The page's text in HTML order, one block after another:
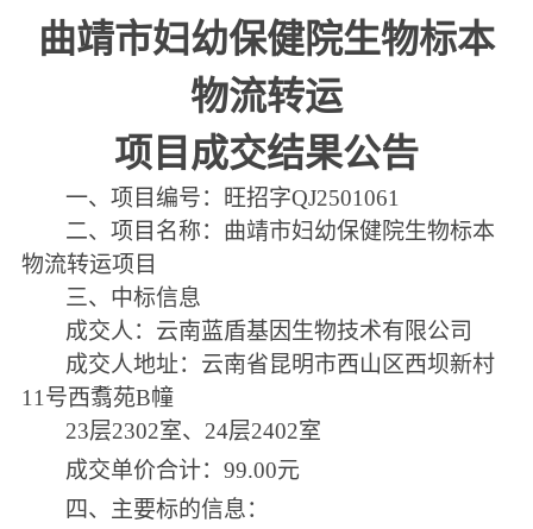
曲靖市妇幼保健院生物标本
物流转运
项目 成交结果公告
一、项目编号：旺招字QJ2501061
二、项目名称： 曲靖市妇幼保健院生物标本
物流转运项目
三、中标信息
成交人：云南蓝盾基因生物技术有限公司
成交人地址：云南省昆明市西山区西坝新村
11号西翥苑B幢
23层2302室、24层2402室
成交单价合计： 99.00元
四、主要标的信息：